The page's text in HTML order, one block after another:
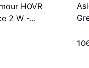
HOVR
2 W -